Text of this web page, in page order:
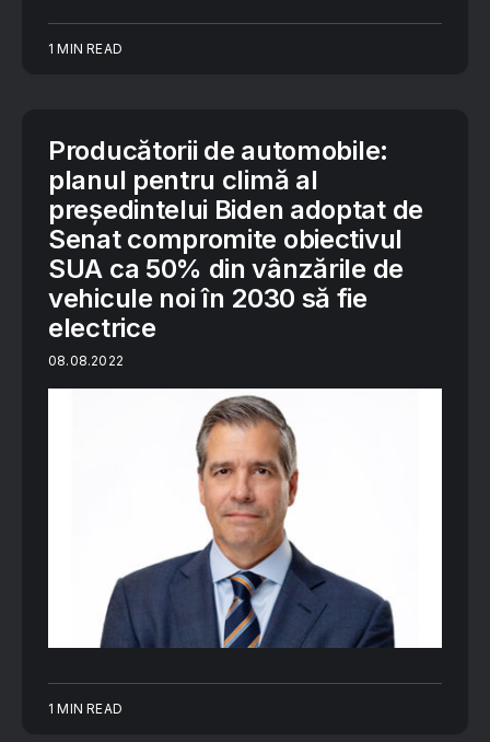
1 MIN READ
Producătorii de automobile:
planul pentru climă al
președintelui Biden adoptat de
Senat compromite obiectivul
SUA ca 50% din vânzările de
vehicule noi în 2030 să fie
electrice
08.08.2022
1 MIN READ